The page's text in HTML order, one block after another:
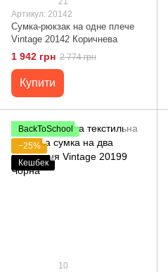
Артикул: 20142
Сумка-рюкзак на одне плече
Vintage 20142 Коричнева
1 942 грн 2 774 грн
Купити
BackToSchool
−25%
Кешбек
10